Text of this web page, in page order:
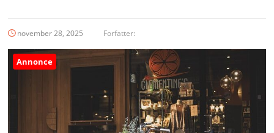
november 28, 2025 Forfatter:
Annonce